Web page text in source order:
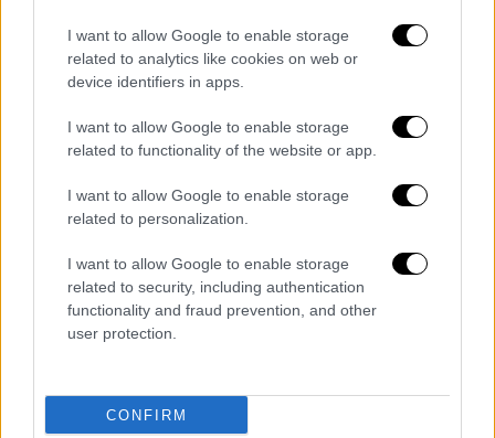
I want to allow Google to enable storage
related to analytics like cookies on web or
device identifiers in apps.
I want to allow Google to enable storage
related to functionality of the website or app.
I want to allow Google to enable storage
related to personalization.
I want to allow Google to enable storage
related to security, including authentication
functionality and fraud prevention, and other
user protection.
CONFIRM
video